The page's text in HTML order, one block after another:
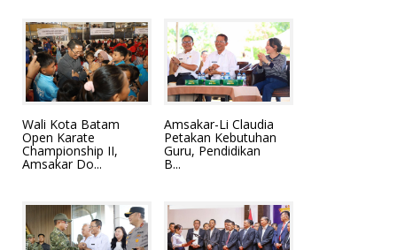
Wali Kota Batam
Open Karate
Championship II,
Amsakar Do...
Amsakar-Li Claudia
Petakan Kebutuhan
Guru, Pendidikan
B...